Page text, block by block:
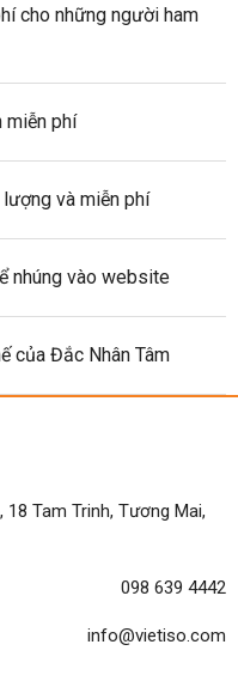
cho những người ham
miễn phí
và miễn phí
nhúng vào website
của Đắc Nhân Tâm
18 Tam Trinh, Tương Mai,
098 639 4442
info@vietiso.com